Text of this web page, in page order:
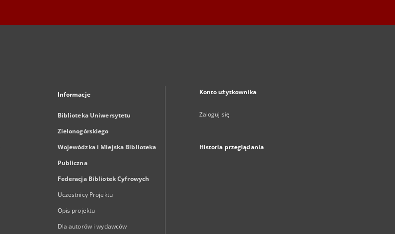
Informacje
Biblioteka Uniwersytetu
Zielonogórskiego
Wojewódzka i Miejska Biblioteka
Publiczna
Federacja Bibliotek Cyfrowych
Uczestnicy Projektu
Opis projektu
Dla autorów i wydawców
Konto użytkownika
Zaloguj się
Historia przeglądania